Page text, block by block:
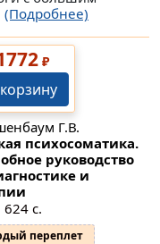
(Подробнее)
₽
Г.В.
психосоматика.
руководство
и
с.
переплет